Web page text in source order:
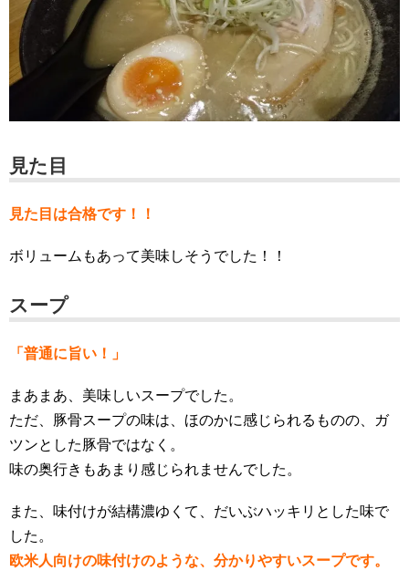
見た目
見た目は合格です！！
ボリュームもあって美味しそうでした！！
スープ
「普通に旨い！」
まあまあ、美味しいスープでした。
ただ、豚骨スープの味は、ほのかに感じられるものの、ガ
ツンとした豚骨ではなく。
味の奥行きもあまり感じられませんでした。
また、味付けが結構濃ゆくて、だいぶハッキリとした味で
した。
欧米人向けの味付けのような、分かりやすいスープです。